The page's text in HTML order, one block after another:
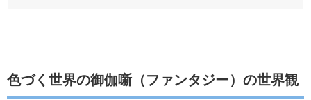
色づく世界の御伽噺（ファンタジー）の世界観